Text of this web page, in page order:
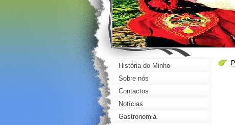
História do Minho
Sobre nós
Contactos
Notícias
Gastronomia